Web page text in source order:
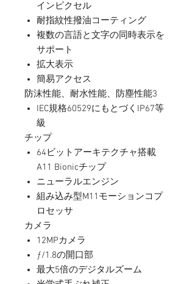
インピクセル
耐指紋性撥油コーティング
複数の言語と文字の同時表示を
サポート
拡大表示
簡易アクセス
防沫性能、耐水性能、防塵性能3
IEC規格60529にもとづくIP67等
級
チップ
64ビットアーキテクチャ搭載
A11 Bionicチップ
ニューラルエンジン
組み込み型M11モーションコプ
ロセッサ
カメラ
12MPカメラ
ƒ/1.8の開口部
最大5倍のデジタルズーム